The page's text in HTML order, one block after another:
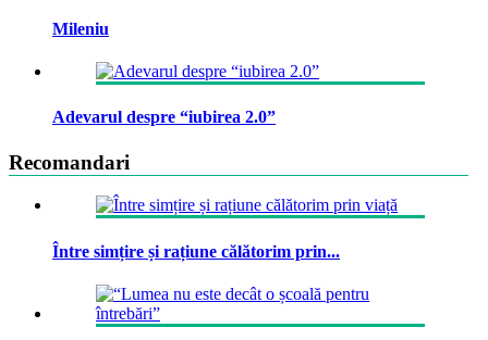
Mileniu
Adevarul despre “iubirea 2.0”
Recomandari
Între simțire și rațiune călătorim prin...